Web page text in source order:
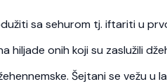
sa sehurom tj. iftariti u
hiljade onih koji su zaslužili
Šejtani se vežu u